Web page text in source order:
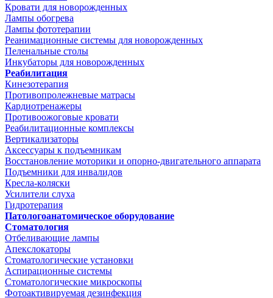
Кровати для новорожденных
Лампы обогрева
Лампы фототерапии
Реанимационные системы для новорожденных
Пеленальные столы
Инкубаторы для новорожденных
Реабилитация
Кинезотерапия
Противопролежневые матрасы
Кардиотренажеры
Противоожоговые кровати
Реабилитационные комплексы
Вертикализаторы
Аксессуары к подъемникам
Восстановление моторики и опорно-двигательного аппарата
Подъемники для инвалидов
Кресла-коляски
Усилители слуха
Гидротерапия
Патологоанатомическое оборудование
Стоматология
Отбеливающие лампы
Апекслокаторы
Стоматологические установки
Аспирационные системы
Стоматологические микроскопы
Фотоактивируемая дезинфекция